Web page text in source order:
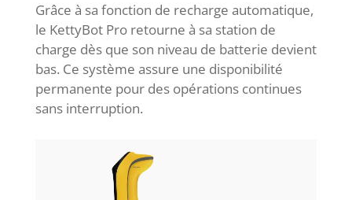
Grâce à sa fonction de recharge automatique,
le KettyBot Pro retourne à sa station de
charge dès que son niveau de batterie devient
bas. Ce système assure une disponibilité
permanente pour des opérations continues
sans interruption.